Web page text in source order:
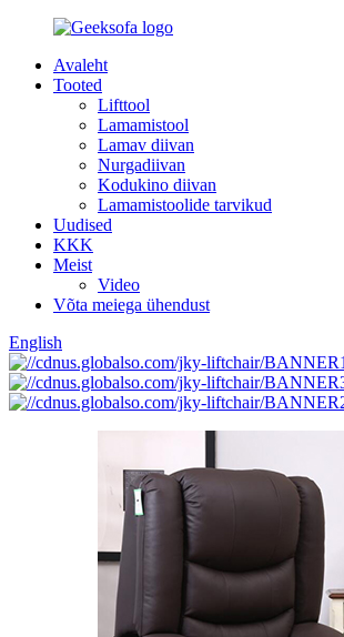
Avaleht
Tooted
Lifttool
Lamamistool
Lamav diivan
Nurgadiivan
Kodukino diivan
Lamamistoolide tarvikud
Uudised
KKK
Meist
Video
Võta meiega ühendust
English